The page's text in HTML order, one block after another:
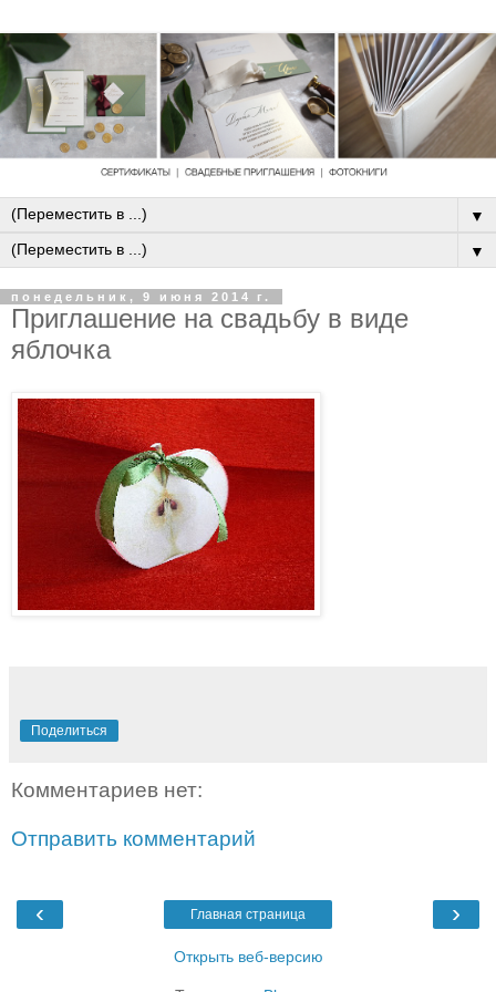
▼
▼
понедельник, 9 июня 2014 г.
Приглашение на свадьбу в виде
яблочка
Поделиться
Комментариев нет:
Отправить комментарий
‹ ›
Главная страница
Открыть веб-версию